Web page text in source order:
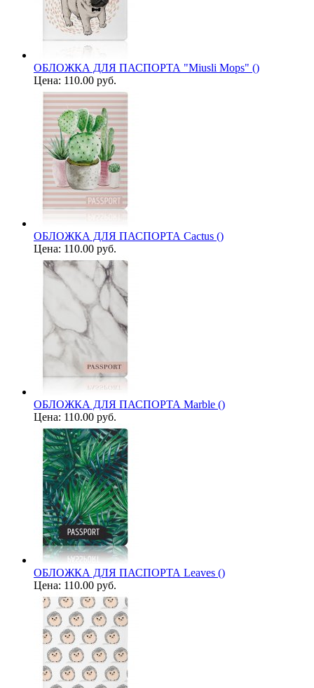
ОБЛОЖКА ДЛЯ ПАСПОРТА "Miusli Mops" ()
Цена: 110.00 руб.
ОБЛОЖКА ДЛЯ ПАСПОРТА Cactus ()
Цена: 110.00 руб.
ОБЛОЖКА ДЛЯ ПАСПОРТА Marble ()
Цена: 110.00 руб.
ОБЛОЖКА ДЛЯ ПАСПОРТА Leaves ()
Цена: 110.00 руб.